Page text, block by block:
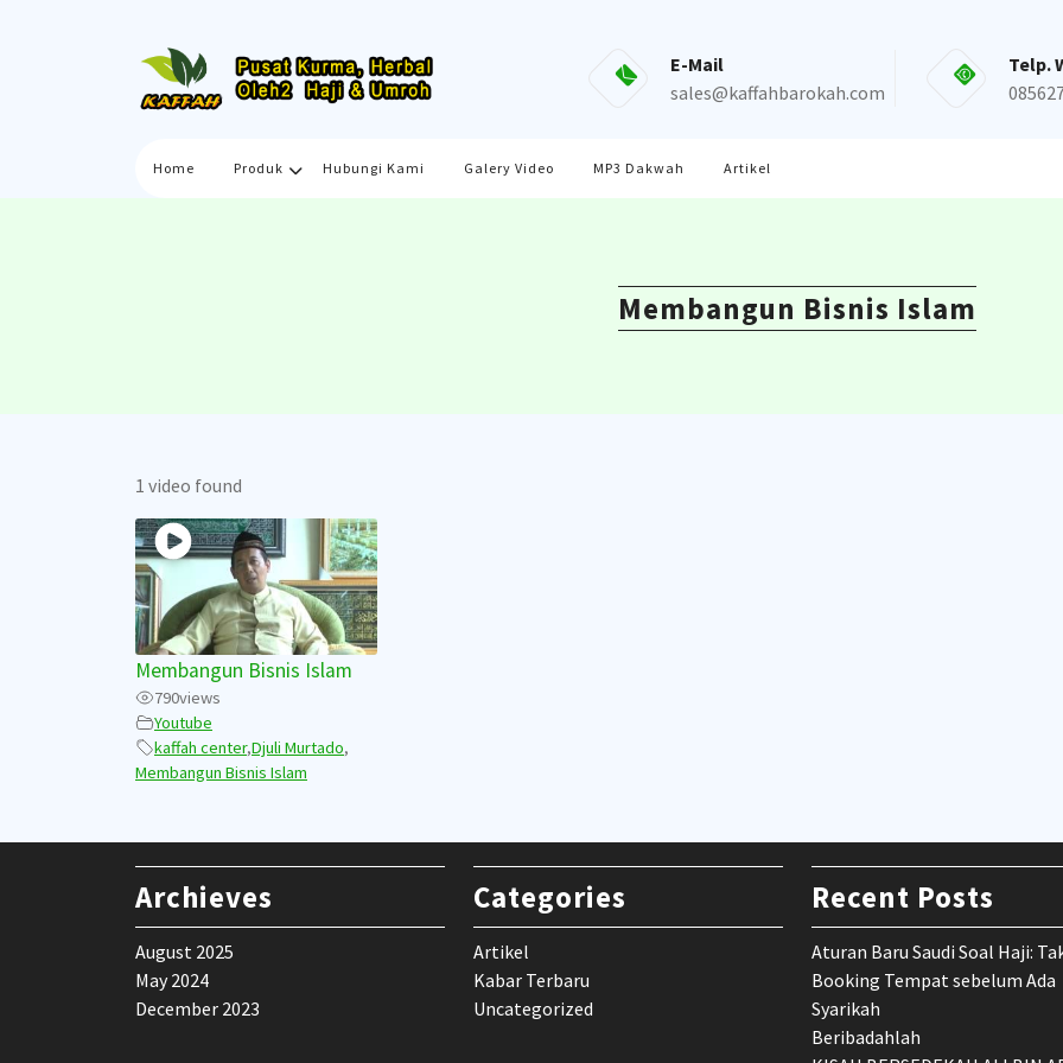
E-Mail
sales@kaffahbarokah.com
Telp.
Home Produk Hubungi Kami Galery Video MP3 Dakwah Artikel
Membangun Bisnis Islam
1 video found
Membangun Bisnis Islam
790views
Youtube
kaffah center,Djuli Murtado,
Membangun Bisnis Islam
Archieves
August 2025
May 2024
December 2023
Categories
Artikel
Kabar Terbaru
Uncategorized
Recent Posts
Aturan Baru Saudi Soal Haji:
Booking Tempat sebelum Ada
Syarikah
Beribadahlah